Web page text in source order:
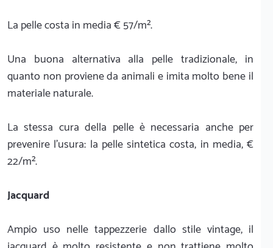
La pelle costa in media € 57/m².
Una buona alternativa alla pelle tradizionale, in
quanto non proviene da animali e imita molto bene il
materiale naturale.
La stessa cura della pelle è necessaria anche per
prevenire l’usura: la pelle sintetica costa, in media, €
22/m².
Jacquard
Ampio uso nelle tappezzerie dallo stile vintage, il